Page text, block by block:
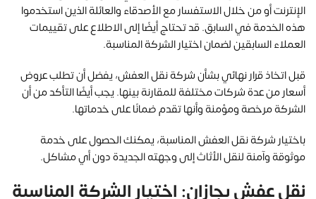
الإنترنت أو من خلال الاستفسار مع الأصدقاء والعائلة الذين استخدموا
هذه الخدمة في السابق. قد تحتاج أيضًا إلى الاطلاع على تقييمات
العملاء السابقين لضمان اختيار الشركة المناسبة.
قبل اتخاذ قرار نهائي بشأن شركة نقل العفش، يفضل أن تطلب عروض
أسعار من عدة شركات مختلفة للمقارنة بينها. يجب أيضًا التأكد من أن
الشركة مرخصة ومؤمنة وأنها تقدم ضمانًا على خدماتها.
باختيار شركة نقل العفش المناسبة، يمكنك الحصول على خدمة
موثوقة وآمنة لنقل الأثاث إلى وجهته الجديدة دون أي مشاكل.
نقل عفش بجازان: اختيار الشركة المناسبة